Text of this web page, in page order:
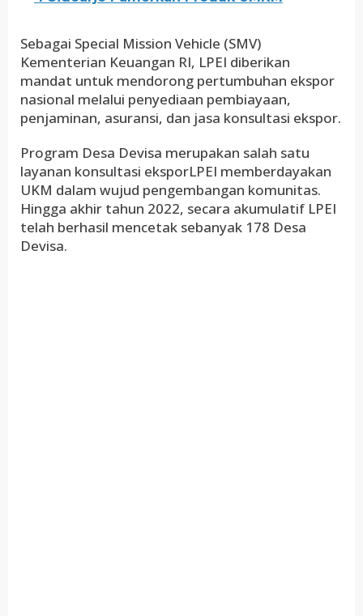
Sebagai Special Mission Vehicle (SMV)
Kementerian Keuangan RI, LPEI diberikan
mandat untuk mendorong pertumbuhan ekspor
nasional melalui penyediaan pembiayaan,
penjaminan, asuransi, dan jasa konsultasi ekspor.
Program Desa Devisa merupakan salah satu
layanan konsultasi eksporLPEI memberdayakan
UKM dalam wujud pengembangan komunitas.
Hingga akhir tahun 2022, secara akumulatif LPEI
telah berhasil mencetak sebanyak 178 Desa
Devisa.